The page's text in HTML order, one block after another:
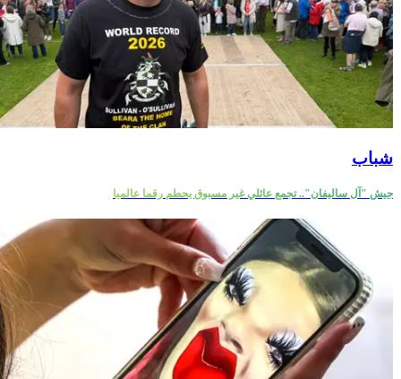
شباب
جيش "آل ساليفان".. تجمع عائلي غير مسبوق يحطم رقما عالميا